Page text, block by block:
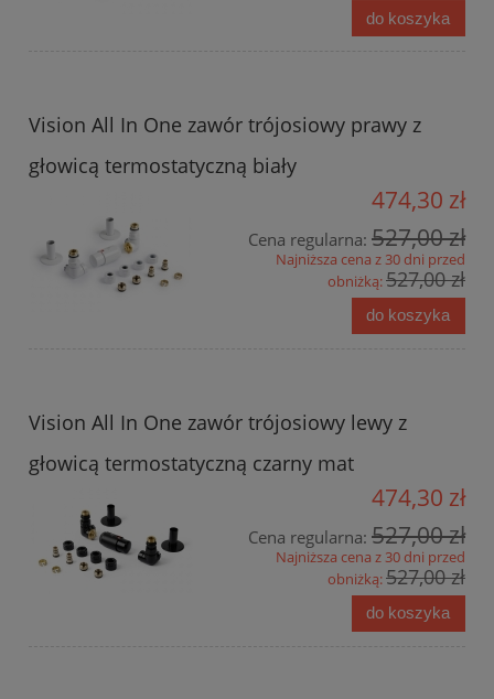
do koszyka
Vision All In One zawór trójosiowy prawy z
głowicą termostatyczną biały
474,30 zł
Cena regularna: 527,00 zł
Najniższa cena z 30 dni przed
obniżką:527,00 zł
do koszyka
Vision All In One zawór trójosiowy lewy z
głowicą termostatyczną czarny mat
474,30 zł
Cena regularna: 527,00 zł
Najniższa cena z 30 dni przed
obniżką:527,00 zł
do koszyka